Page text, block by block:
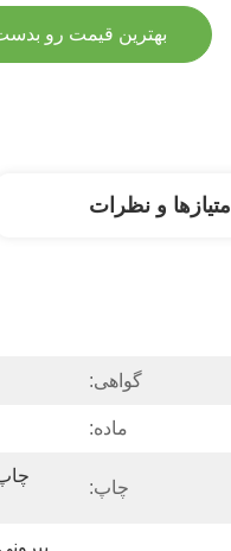
بهترین قیمت رو بدست
امتیازها و نظرات
گواهی:
ماده:
چاپ: